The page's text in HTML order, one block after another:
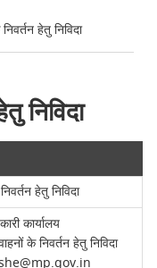
हेतु निविदा
निविदा
हेतु निविदा
कार्यालय
के निवर्तन हेतु निविदा